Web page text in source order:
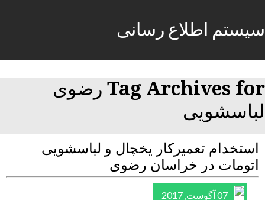
سیستم اطلاع رسانی
Tag Archives for رضوی
لباسشویی
استخدام تعمیرکار یخچال و لباسشویی
اتومات در خراسان رضوی
07 آگوست, 2017